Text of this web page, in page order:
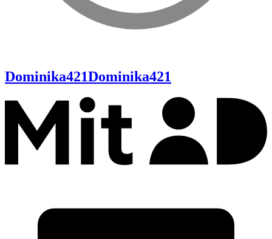
Dominika421Dominika421